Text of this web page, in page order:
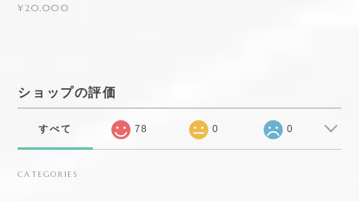
¥20,000
ショップの評価
すべて 78 0 0
CATEGORIES